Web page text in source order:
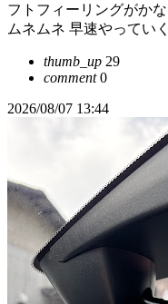
フトフィーリングがか
ムネムネ 早速やってい
thumb_up 29
comment0
2026/08/07 13:44